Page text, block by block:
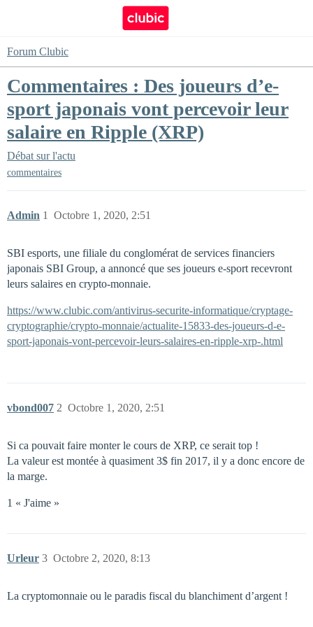
Forum Clubic
Commentaires : Des joueurs d’e-
sport japonais vont percevoir leur
salaire en Ripple (XRP)
Débat sur l'actu
commentaires
Admin Octobre 1, 2020, 2:51
1
SBI esports, une filiale du conglomérat de services financiers
japonais SBI Group, a annoncé que ses joueurs e-sport recevront
leurs salaires en crypto-monnaie.
https://www.clubic.com/antivirus-securite-informatique/cryptage-
cryptographie/crypto-monnaie/actualite-15833-des-joueurs-d-e-
sport-japonais-vont-percevoir-leurs-salaires-en-ripple-xrp-.html
vbond007 Octobre 1, 2020, 2:51
2
Si ca pouvait faire monter le cours de XRP, ce serait top !
La valeur est montée à quasiment 3$ fin 2017, il y a donc encore de
la marge.
1 « J'aime »
Urleur Octobre 2, 2020, 8:13
3
La cryptomonnaie ou le paradis fiscal du blanchiment d’argent !